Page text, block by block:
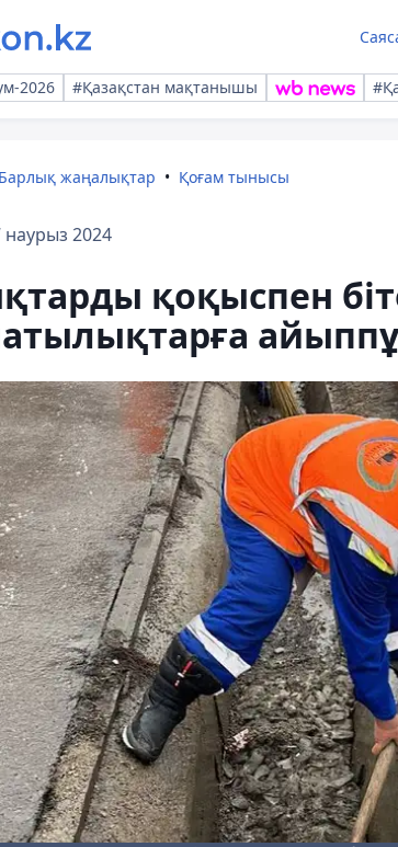
2026 #Қазақстан мақтанышы
Барлық жаңалықтар Қоғам тынысы
наурыз 2024
қоқыспен